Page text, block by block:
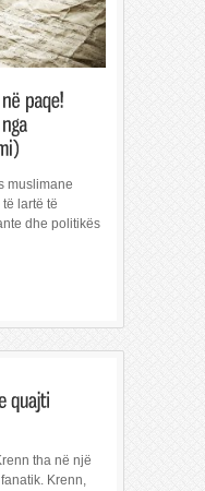
muslimane
lartë të
dhe politikës
tha në një
Krenn,